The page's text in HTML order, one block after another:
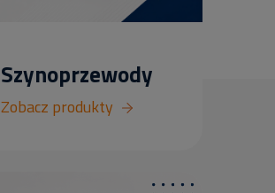
Szynoprzewody
Zobacz produkty